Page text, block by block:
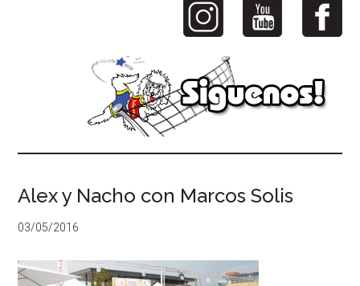
Alex y Nacho con Marcos Solis
03/05/2016